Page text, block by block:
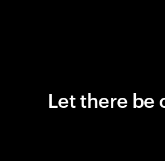
Let there be